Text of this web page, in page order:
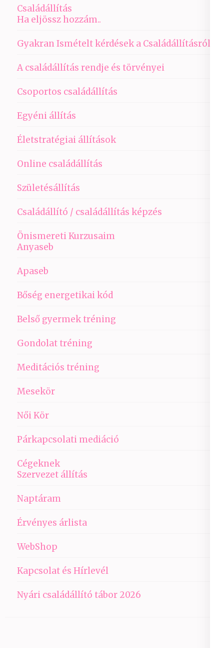
Családállítás
Ha eljössz hozzám..
Gyakran Ismételt kérdések a Családállításról
A családállítás rendje és törvényei
Csoportos családállítás
Egyéni állítás
Életstratégiai állítások
Online családállítás
Születésállítás
Családállító / családállítás képzés
Önismereti Kurzusaim
Anyaseb
Apaseb
Bőség energetikai kód
Belső gyermek tréning
Gondolat tréning
Meditációs tréning
Mesekör
Női Kör
Párkapcsolati mediáció
Cégeknek
Szervezet állítás
Naptáram
Érvényes árlista
WebShop
Kapcsolat és Hírlevél
Nyári családállító tábor 2026